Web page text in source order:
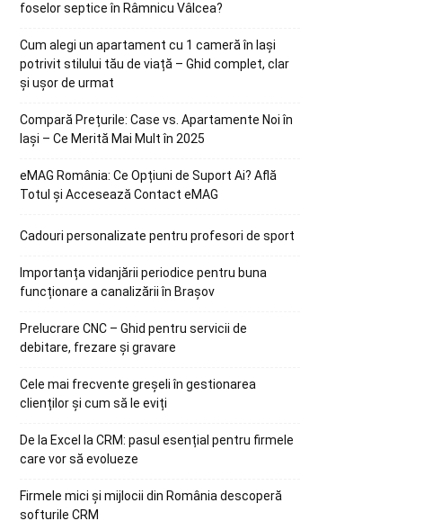
foselor septice în Râmnicu Vâlcea?
Cum alegi un apartament cu 1 cameră în Iași
potrivit stilului tău de viață – Ghid complet, clar
și ușor de urmat
Compară Prețurile: Case vs. Apartamente Noi în
Iași – Ce Merită Mai Mult în 2025
eMAG România: Ce Opțiuni de Suport Ai? Află
Totul și Accesează Contact eMAG
Cadouri personalizate pentru profesori de sport
Importanța vidanjării periodice pentru buna
funcționare a canalizării în Brașov
Prelucrare CNC – Ghid pentru servicii de
debitare, frezare și gravare
Cele mai frecvente greșeli în gestionarea
clienților și cum să le eviți
De la Excel la CRM: pasul esențial pentru firmele
care vor să evolueze
Firmele mici și mijlocii din România descoperă
softurile CRM